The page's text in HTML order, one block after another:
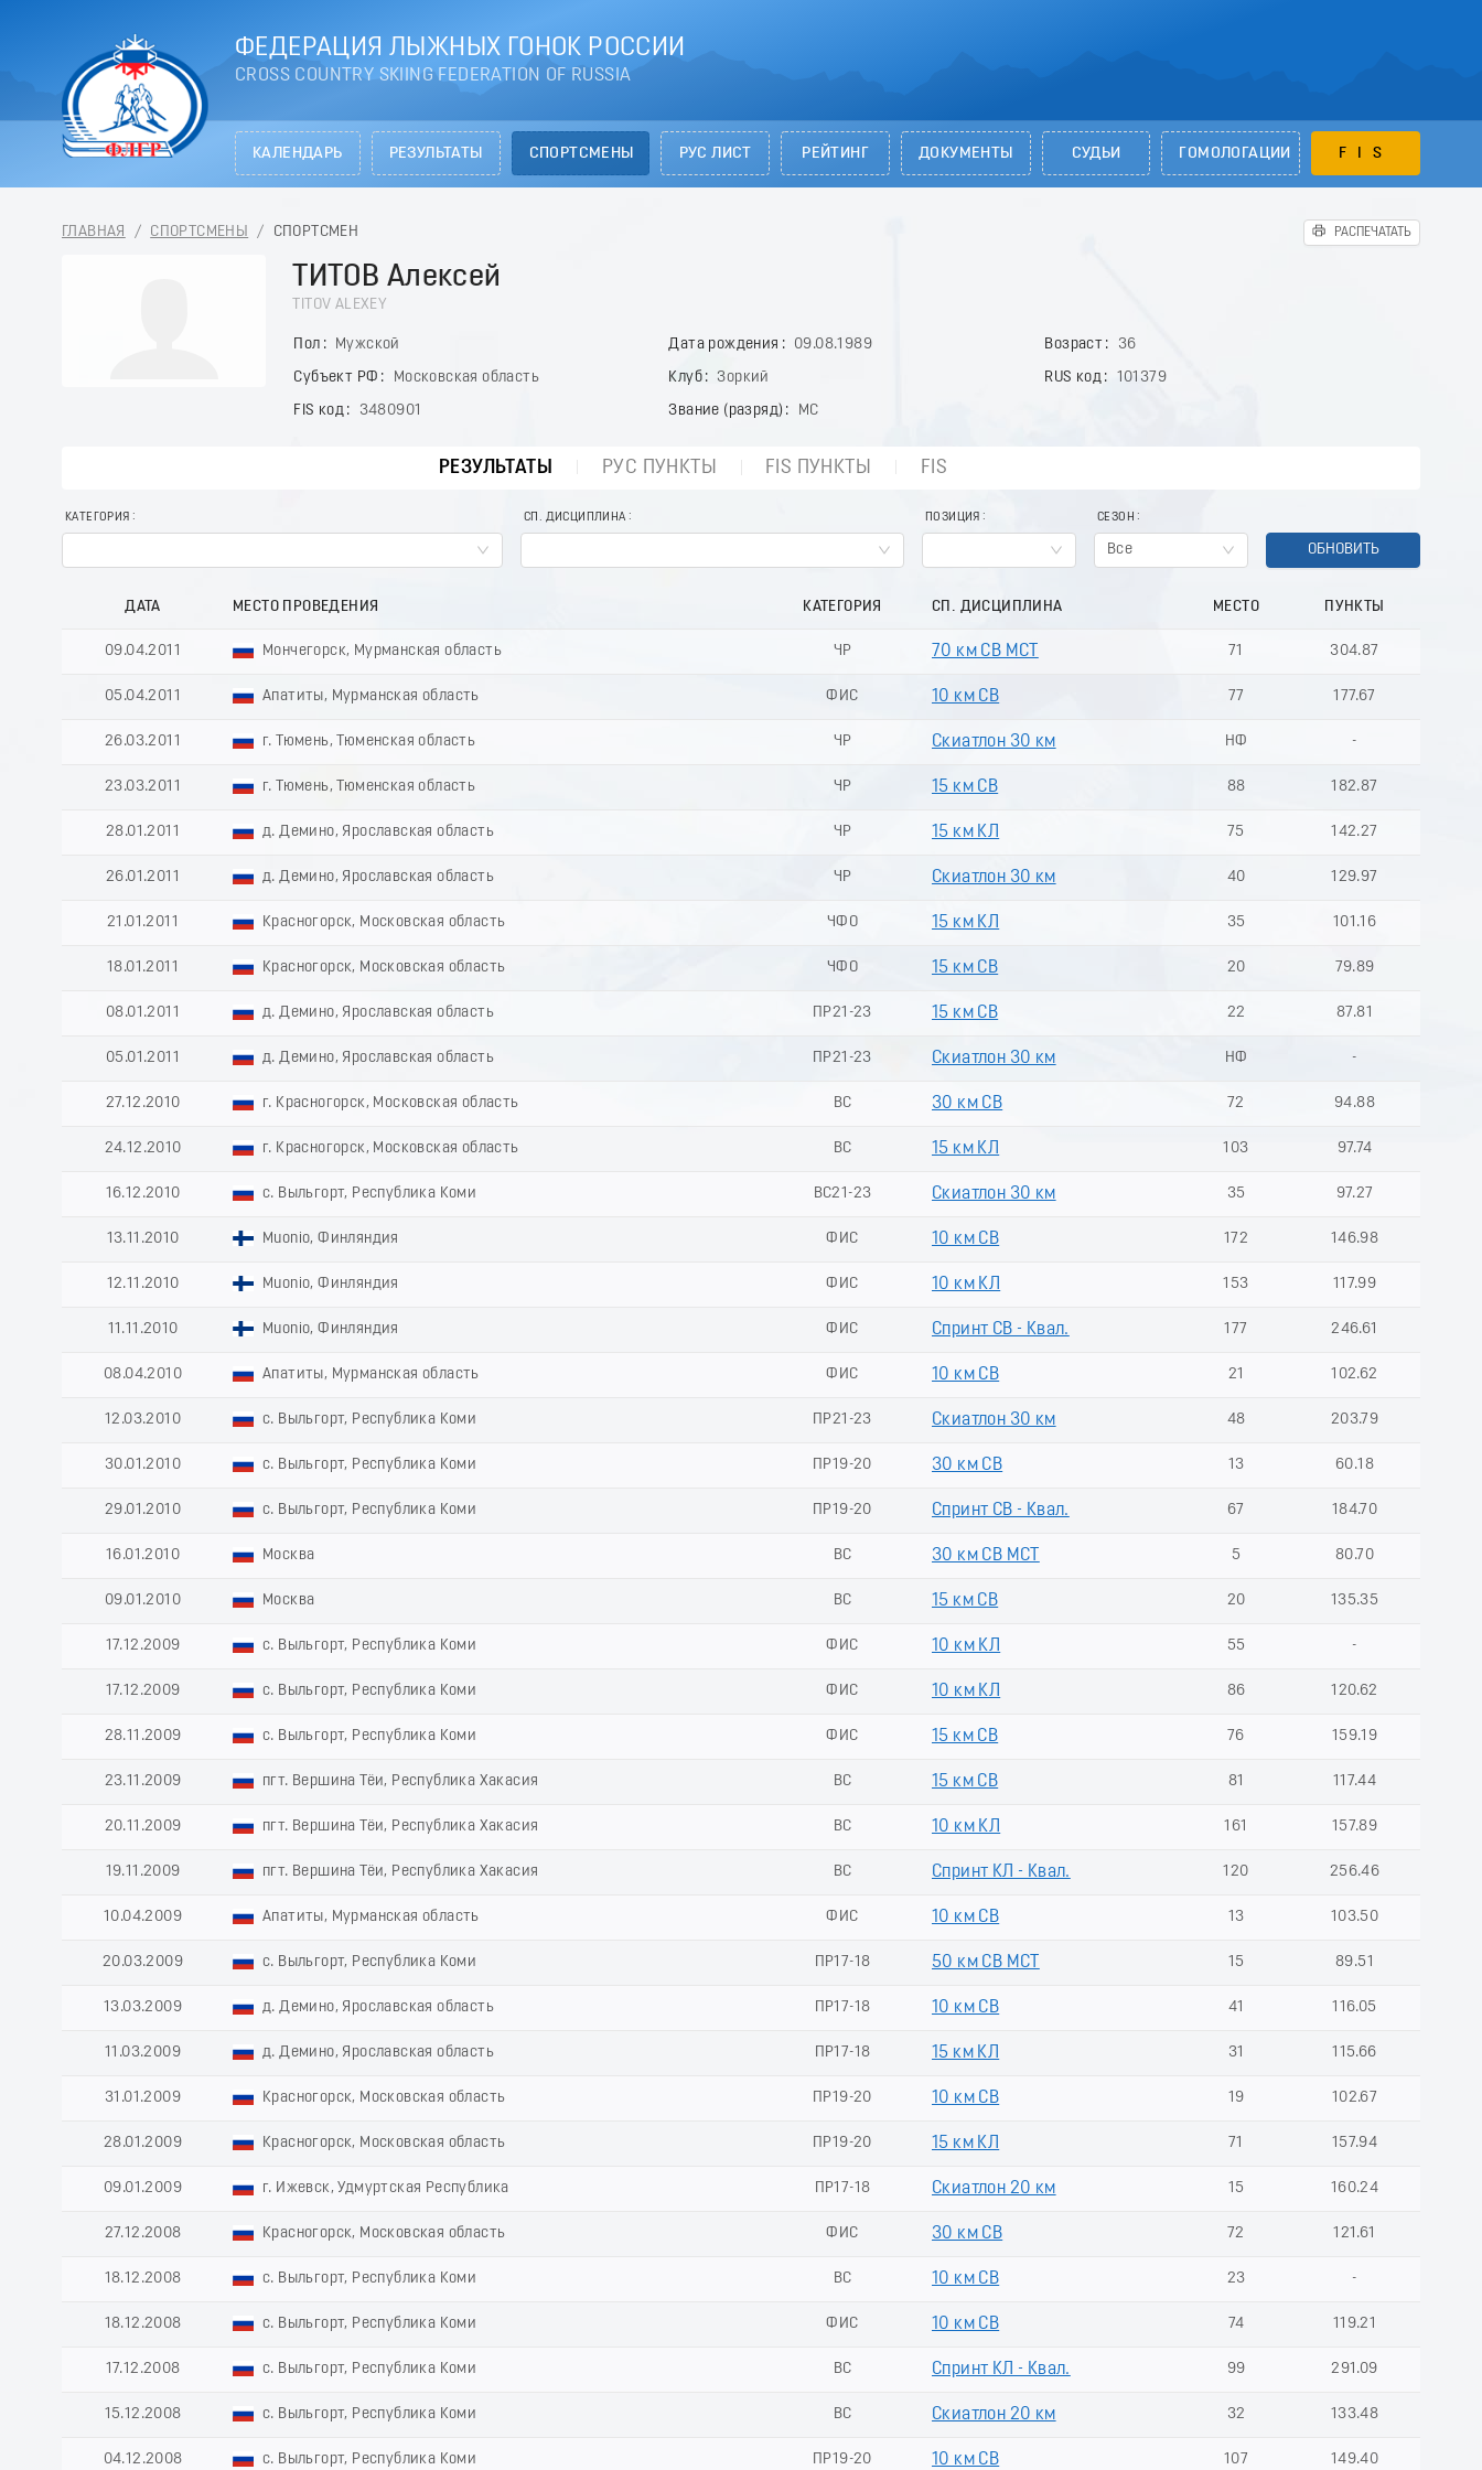
ФЕДЕРАЦИЯ ЛЫЖНЫХ ГОНОК РОССИИ
CROSS COUNTRY SKIING FEDERATION OF RUSSIA
КАЛЕНДАРЬ РЕЗУЛЬТАТЫ СПОРТСМЕНЫ РУС ЛИСТ РЕЙТИНГ ДОКУМЕНТЫ СУДЬИ ГОМОЛОГАЦИИ FIS
ГЛАВНАЯ / СПОРТСМЕНЫ / СПОРТСМЕН РАСПЕЧАТАТЬ
ТИТОВ Алексей
TITOV ALEXEY
Пол Мужской Дата рождения 09.08.1989 Возраст
36
Субъект РФ
Московская область Клуб Зоркий RUS код
101379
FIS код
3480901 Звание (разряд) МС
РЕЗУЛЬТАТЫ РУС ПУНКТЫ FIS ПУНКТЫ FIS
КАТЕГОРИЯ СП. ДИСЦИПЛИНА ПОЗИЦИЯ СЕЗОН
Все ОБНОВИТЬ
ДАТА МЕСТО ПРОВЕДЕНИЯ КАТЕГОРИЯ СП. ДИСЦИПЛИНА МЕСТО ПУНКТЫ
09.04.2011 Мончегорск, Мурманская область ЧР 70 км СВ МСТ 71 304.87
05.04.2011 Апатиты, Мурманская область ФИС 10 км СВ 77 177.67
26.03.2011 г. Тюмень, Тюменская область ЧР Скиатлон 30 км НФ -
23.03.2011 г. Тюмень, Тюменская область ЧР 15 км СВ 88 182.87
28.01.2011 д. Демино, Ярославская область ЧР 15 км КЛ 75 142.27
26.01.2011 д. Демино, Ярославская область ЧР Скиатлон 30 км 40 129.97
21.01.2011 Красногорск, Московская область ЧФО 15 км КЛ 35 101.16
18.01.2011 Красногорск, Московская область ЧФО 15 км СВ 20 79.89
08.01.2011 д. Демино, Ярославская область ПР21-23 15 км СВ 22 87.81
05.01.2011 д. Демино, Ярославская область ПР21-23 Скиатлон 30 км НФ -
27.12.2010 г. Красногорск, Московская область ВС 30 км СВ 72 94.88
24.12.2010 г. Красногорск, Московская область ВС 15 км КЛ 103 97.74
16.12.2010 с. Выльгорт, Республика Коми ВС21-23 Скиатлон 30 км 35 97.27
13.11.2010 Muonio, Финляндия ФИС 10 км СВ 172 146.98
12.11.2010 Muonio, Финляндия ФИС 10 км КЛ 153 117.99
11.11.2010 Muonio, Финляндия ФИС Спринт СВ - Квал. 177 246.61
08.04.2010 Апатиты, Мурманская область ФИС 10 км СВ 21 102.62
12.03.2010 с. Выльгорт, Республика Коми ПР21-23 Скиатлон 30 км 48 203.79
30.01.2010 с. Выльгорт, Республика Коми ПР19-20 30 км СВ 13 60.18
29.01.2010 с. Выльгорт, Республика Коми ПР19-20 Спринт СВ - Квал. 67 184.70
16.01.2010 Москва ВС 30 км СВ МСТ 5 80.70
09.01.2010 Москва ВС 15 км СВ 20 135.35
17.12.2009 с. Выльгорт, Республика Коми ФИС 10 км КЛ 55 -
17.12.2009 с. Выльгорт, Республика Коми ФИС 10 км КЛ 86 120.62
28.11.2009 с. Выльгорт, Республика Коми ФИС 15 км СВ 76 159.19
23.11.2009 пгт. Вершина Тёи, Республика Хакасия ВС 15 км СВ 81 117.44
20.11.2009 пгт. Вершина Тёи, Республика Хакасия ВС 10 км КЛ 161 157.89
19.11.2009 пгт. Вершина Тёи, Республика Хакасия ВС Спринт КЛ - Квал. 120 256.46
10.04.2009 Апатиты, Мурманская область ФИС 10 км СВ 13 103.50
20.03.2009 с. Выльгорт, Республика Коми ПР17-18 50 км СВ МСТ 15 89.51
13.03.2009 д. Демино, Ярославская область ПР17-18 10 км СВ 41 116.05
11.03.2009 д. Демино, Ярославская область ПР17-18 15 км КЛ 31 115.66
31.01.2009 Красногорск, Московская область ПР19-20 10 км СВ 19 102.67
28.01.2009 Красногорск, Московская область ПР19-20 15 км КЛ 71 157.94
09.01.2009 г. Ижевск, Удмуртская Республика ПР17-18 Скиатлон 20 км 15 160.24
27.12.2008 Красногорск, Московская область ФИС 30 км СВ 72 121.61
18.12.2008 с. Выльгорт, Республика Коми ВС 10 км СВ 23 -
18.12.2008 с. Выльгорт, Республика Коми ФИС 10 км СВ 74 119.21
17.12.2008 с. Выльгорт, Республика Коми ВС Спринт КЛ - Квал. 99 291.09
15.12.2008 с. Выльгорт, Республика Коми ВС Скиатлон 20 км 32 133.48
04.12.2008 с. Выльгорт, Республика Коми ПР19-20 10 км СВ 107 149.40